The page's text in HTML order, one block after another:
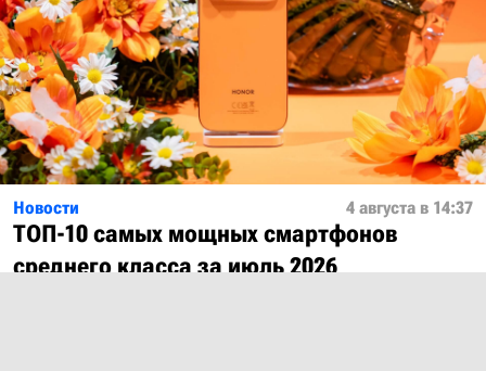
Новости 4 августа в 14:37
ТОП-10 самых мощных смартфонов
среднего класса за июль 2026